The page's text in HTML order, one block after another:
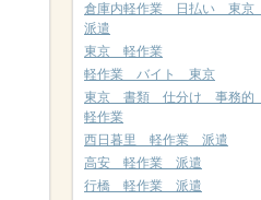
倉庫内軽作業 日払い 東京
派遣
東京 軽作業
軽作業 バイト 東京
東京 書類 仕分け 事務的
軽作業
西日暮里 軽作業 派遣
高安 軽作業 派遣
行橋 軽作業 派遣